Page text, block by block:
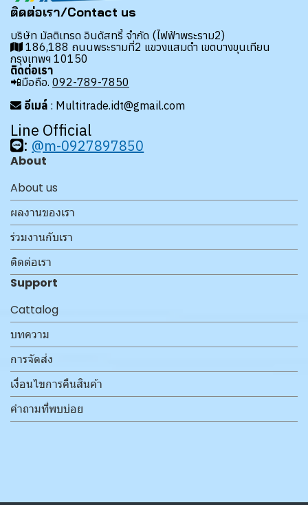
ติดต่อเรา/Contact us
บริษัท มัลติเทรด อินดัสทรี้ จำกัด (ไฟฟ้าพระราม2)
186,188 ถนนพระรามที่2 แขวงแสมดำ เขตบางขุนเทียน
กรุงเทพฯ 10150
ติดต่อเรา
📲มือถือ. 092-789-7850
อีเมล์ : Multitrade.idt@gmail.com
Line Official
: @m-0927897850
About
About us
ผลงานของเรา
ร่วมงานกับเรา
ติดต่อเรา
Support
Cattalog
บทความ
การจัดส่ง
เงื่อนไขการคืนสินค้า
คำถามที่พบบ่อย